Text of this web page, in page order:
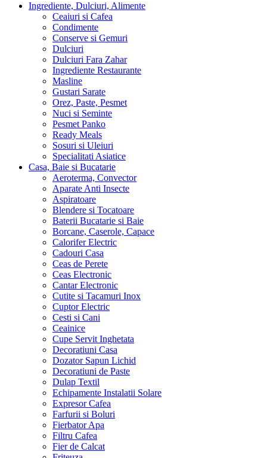
Ingrediente, Dulciuri, Alimente
Ceaiuri si Cafea
Condimente
Conserve si Gemuri
Dulciuri
Dulciuri Fara Zahar
Ingrediente Restaurante
Masline
Gustari Sarate
Orez, Paste, Pesmet
Nuci si Seminte
Pesmet Panko
Ready Meals
Sosuri si Uleiuri
Specialitati Asiatice
Casa, Baie si Bucatarie
Aeroterma, Convector
Aparate Anti Insecte
Aspiratoare
Blendere si Tocatoare
Baterii Bucatarie si Baie
Borcane, Caserole, Capace
Calorifer Electric
Cadouri Casa
Ceas de Perete
Ceas Electronic
Cantar Electronic
Cutite si Tacamuri Inox
Cuptor Electric
Cesti si Cani
Ceainice
Cupe Servit Inghetata
Decoratiuni Casa
Dozator Sapun Lichid
Decoratiuni de Paste
Dulap Textil
Echipamente Instalatii Solare
Expresor Cafea
Farfurii si Boluri
Fierbator Apa
Filtru Cafea
Fier de Calcat